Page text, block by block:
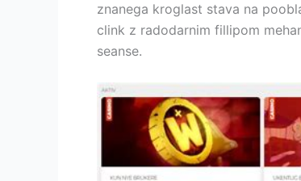
znanega kroglast stava na
clink z radodarnim fillipom
seanse.